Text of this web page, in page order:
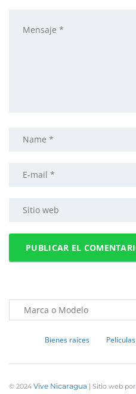
Bienes raíces Películas
© 2024 Vive Nicaragua | Sitio web por